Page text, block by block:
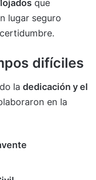
que
lugar seguro
difíciles
la dedicación y el
en la